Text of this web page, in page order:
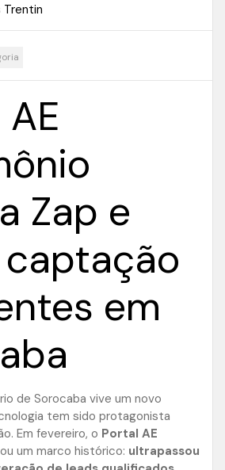
Trentin
Zap e
em
de Sorocaba vive um novo
tem sido protagonista
Em fevereiro, o Portal AE
um marco histórico: ultrapassou